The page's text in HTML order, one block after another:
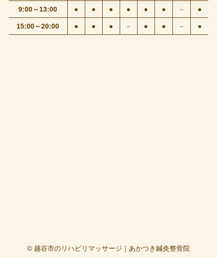
9:00～13:00 ● ● ● ● ● ● － ●
15:00～20:00 ● ● ● － ● ● － ●
© 越谷市のリハビリマッサージ｜あかつき鍼灸整骨院